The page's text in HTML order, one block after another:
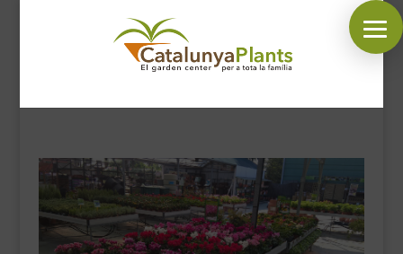
SÍGUENOS EN:
INICIO
PLANTAS
COMPLEMENTOS JARDÍN